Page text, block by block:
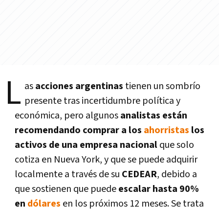
L asacciones argentinas tienen un sombrío
presente tras incertidumbre política y
económica, pero algunosanalistas están
recomendando comprar a los ahorristas los
activos de una empresa nacionalque solo
cotiza en Nueva York, y que se puede adquirir
localmente a través de su CEDEAR, debido a
que sostienen que puedeescalar hasta 90%
en dólares en los próximos 12 meses. Se trata